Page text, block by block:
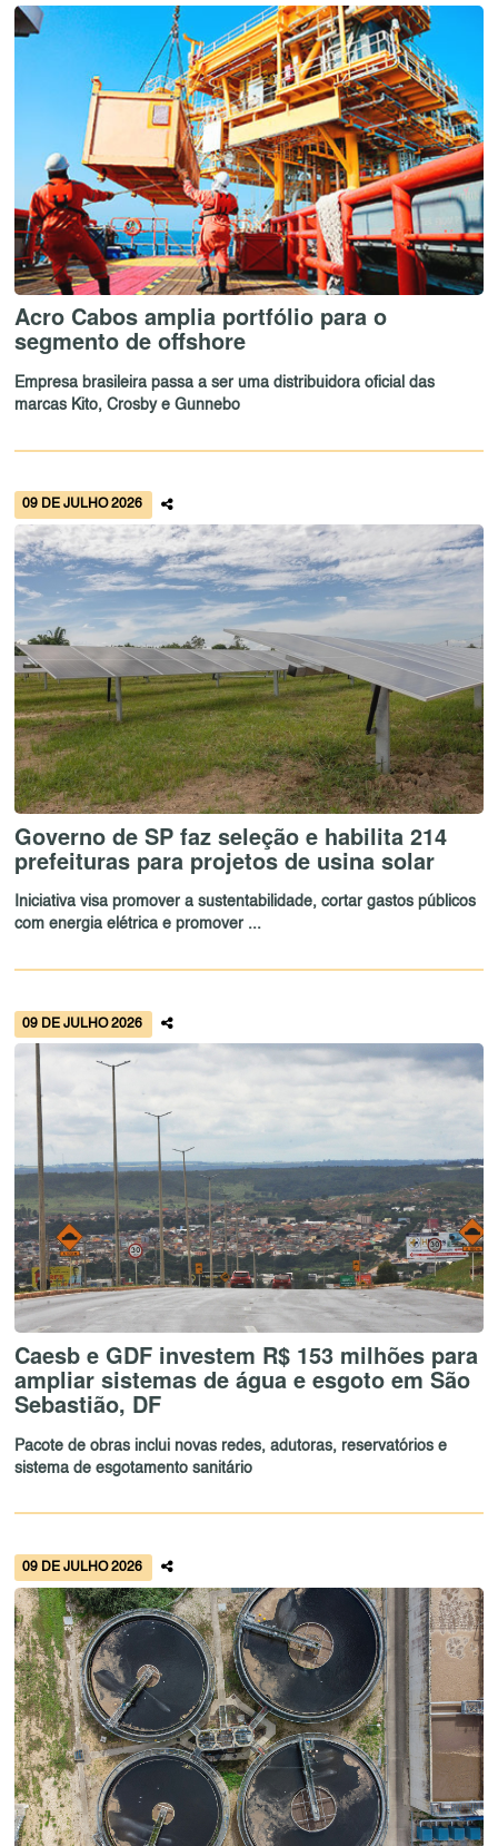
Acro Cabos amplia portfólio para o
segmento de offshore
Empresa brasileira passa a ser uma distribuidora oficial das
marcas Kito, Crosby e Gunnebo
09 DE JULHO 2026
Governo de SP faz seleção e habilita 214
prefeituras para projetos de usina solar
Iniciativa visa promover a sustentabilidade, cortar gastos públicos
com energia elétrica e promover ...
09 DE JULHO 2026
Caesb e GDF investem R$ 153 milhões para
ampliar sistemas de água e esgoto em São
Sebastião, DF
Pacote de obras inclui novas redes, adutoras, reservatórios e
sistema de esgotamento sanitário
09 DE JULHO 2026